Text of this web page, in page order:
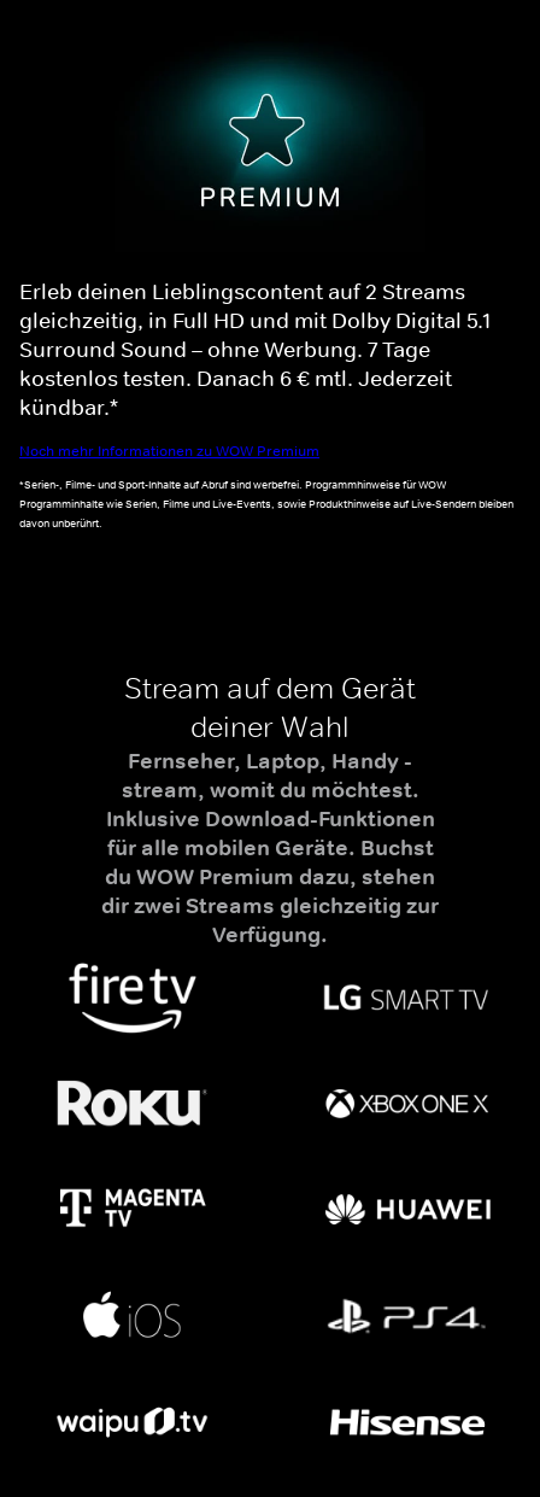
Erleb deinen Lieblingscontent auf 2 Streams
gleichzeitig, in Full HD und mit Dolby Digital 5.1
Surround Sound – ohne Werbung. 7 Tage
kostenlos testen. Danach 6 € mtl. Jederzeit
kündbar.*
Noch mehr Informationen zu WOW Premium
*Serien-, Filme- und Sport-Inhalte auf Abruf sind werbefrei. Programmhinweise für WOW
Programminhalte wie Serien, Filme und Live-Events, sowie Produkthinweise auf Live-Sendern bleiben
davon unberührt.
Stream auf dem Gerät
deiner Wahl
Fernseher, Laptop, Handy -
stream, womit du möchtest.
Inklusive Download-Funktionen
für alle mobilen Geräte. Buchst
du WOW Premium dazu, stehen
dir zwei Streams gleichzeitig zur
Verfügung.